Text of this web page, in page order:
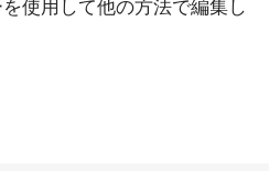
使用して他の方法で編集し